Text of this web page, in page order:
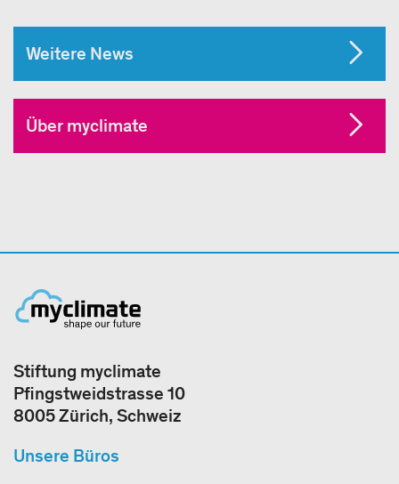
Weitere News
Über myclimate
Stiftung myclimate
Pfingstweidstrasse 10
8005 Zürich, Schweiz
Unsere Büros